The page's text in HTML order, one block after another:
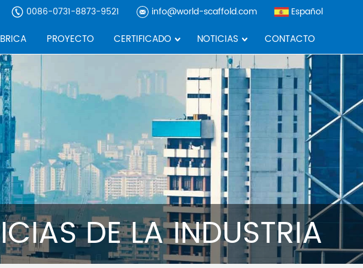
0086-0731-8873-9521 info@world-scaffold.com Español
PROYECTO CERTIFICADO NOTICIAS CONTACTO
DE LA INDUSTRIA